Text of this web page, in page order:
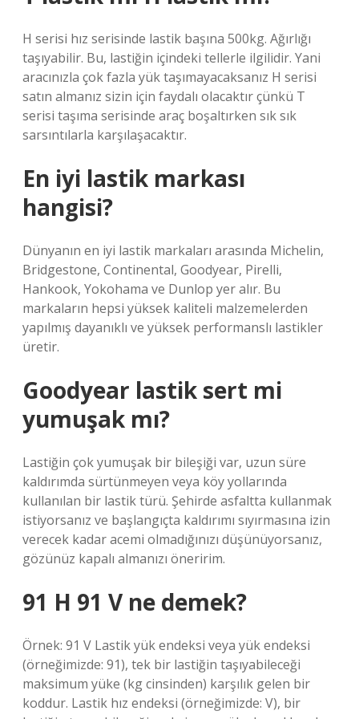
H serisi hız serisinde lastik başına 500kg. Ağırlığı
taşıyabilir. Bu, lastiğin içindeki tellerle ilgilidir. Yani
aracınızla çok fazla yük taşımayacaksanız H serisi
satın almanız sizin için faydalı olacaktır çünkü T
serisi taşıma serisinde araç boşaltırken sık sık
sarsıntılarla karşılaşacaktır.
En iyi lastik markası
hangisi?
Dünyanın en iyi lastik markaları arasında Michelin,
Bridgestone, Continental, Goodyear, Pirelli,
Hankook, Yokohama ve Dunlop yer alır. Bu
markaların hepsi yüksek kaliteli malzemelerden
yapılmış dayanıklı ve yüksek performanslı lastikler
üretir.
Goodyear lastik sert mi
yumuşak mı?
Lastiğin çok yumuşak bir bileşiği var, uzun süre
kaldırımda sürtünmeyen veya köy yollarında
kullanılan bir lastik türü. Şehirde asfaltta kullanmak
istiyorsanız ve başlangıçta kaldırımı sıyırmasına izin
verecek kadar acemi olmadığınızı düşünüyorsanız,
gözünüz kapalı almanızı öneririm.
91 H 91 V ne demek?
Örnek: 91 V Lastik yük endeksi veya yük endeksi
(örneğimizde: 91), tek bir lastiğin taşıyabileceği
maksimum yüke (kg cinsinden) karşılık gelen bir
koddur. Lastik hız endeksi (örneğimizde: V), bir